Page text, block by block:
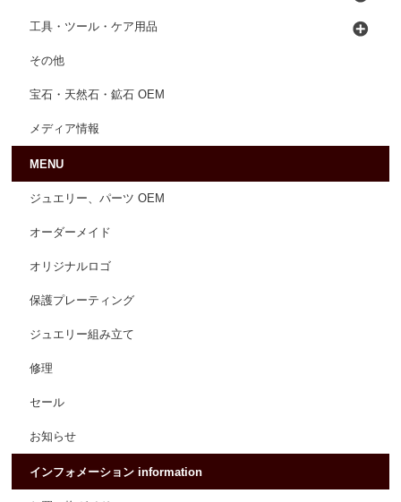
工具・ツール・ケア用品
その他
宝石・天然石・鉱石 OEM
メディア情報
MENU
ジュエリー、パーツ OEM
オーダーメイド
オリジナルロゴ
保護プレーティング
ジュエリー組み立て
修理
セール
お知らせ
インフォメーション information